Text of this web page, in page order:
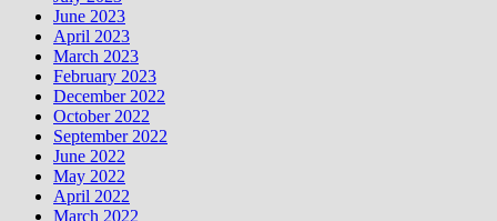
June 2023
April 2023
March 2023
February 2023
December 2022
October 2022
September 2022
June 2022
May 2022
April 2022
March 2022